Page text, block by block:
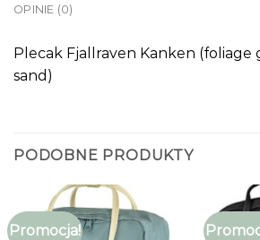
OPINIE (0)
Plecak Fjallraven Kanken (foliage
sand)
PODOBNE PRODUKTY
Promocja!